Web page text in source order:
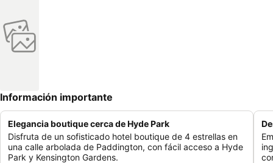
Información importante
Elegancia boutique cerca de Hyde Park
Disfruta de un sofisticado hotel boutique de 4 estrellas en
una calle arbolada de Paddington, con fácil acceso a Hyde
Park y Kensington Gardens.